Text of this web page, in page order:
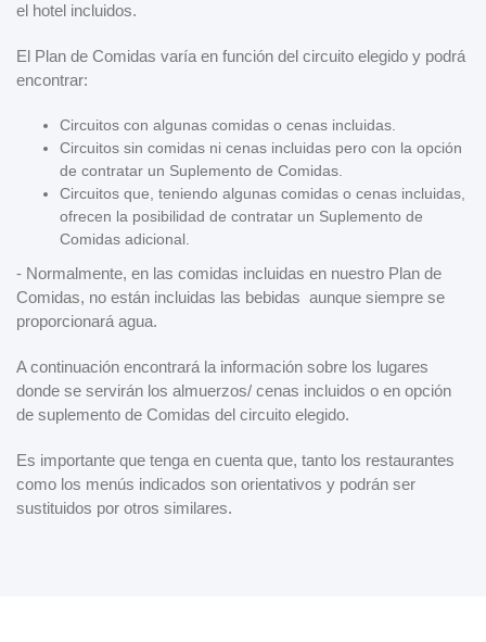
el hotel incluidos.
El Plan de Comidas varía en función del circuito elegido y podrá
encontrar:
Circuitos con algunas comidas o cenas incluidas.
Circuitos sin comidas ni cenas incluidas pero con la opción
de contratar un Suplemento de Comidas.
Circuitos que, teniendo algunas comidas o cenas incluidas,
ofrecen la posibilidad de contratar un Suplemento de
Comidas adicional.
- Normalmente, en las comidas incluidas en nuestro Plan de
Comidas, no están incluidas las bebidas aunque siempre se
proporcionará agua.
A continuación encontrará la información sobre los lugares
donde se servirán los almuerzos/ cenas incluidos o en opción
de suplemento de Comidas del circuito elegido.
Es importante que tenga en cuenta que, tanto los restaurantes
como los menús indicados son orientativos y podrán ser
sustituidos por otros similares.